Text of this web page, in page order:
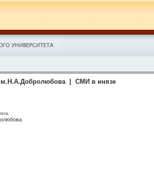
им.Н.А.Добролюбова | СМИ в инязе